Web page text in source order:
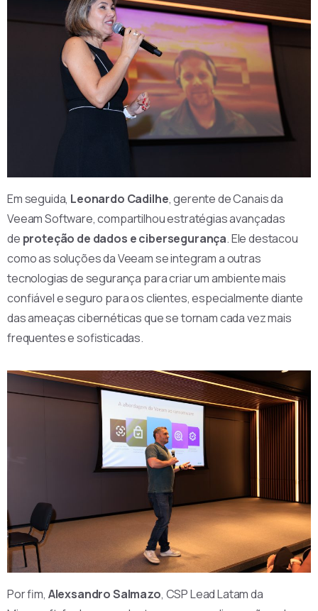
Em seguida, Leonardo Cadilhe, gerente de Canais da
Veeam Software, compartilhou estratégias avançadas
de proteção de dados e cibersegurança. Ele destacou
como as soluções da Veeam se integram a outras
tecnologias de segurança para criar um ambiente mais
confiável e seguro para os clientes, especialmente diante
das ameaças cibernéticas que se tornam cada vez mais
frequentes e sofisticadas.
Por fim, Alexsandro Salmazo, CSP Lead Latam da